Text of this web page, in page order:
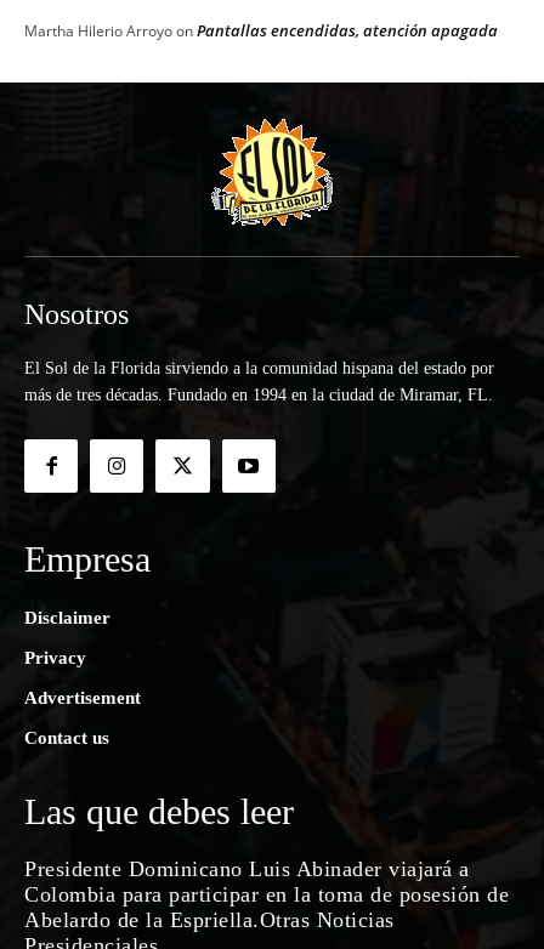
Martha Hilerio ArroyoonPantallas encendidas, atención apagada
Nosotros
El Sol de la Florida sirviendo a la comunidad hispana del estado por
más de tres décadas. Fundado en 1994 en la ciudad de Miramar, FL.
Empresa
Disclaimer
Privacy
Advertisement
Contact us
Las que debes leer
Presidente Dominicano Luis Abinader viajará a
Colombia para participar en la toma de posesión de
Abelardo de la Espriella.Otras Noticias